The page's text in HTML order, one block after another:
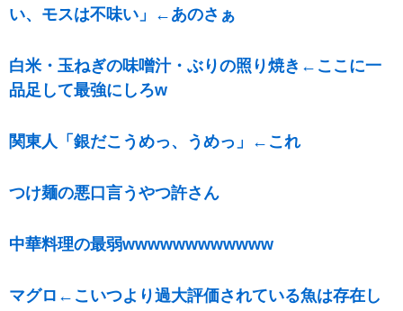
い、モスは不味い」←あのさぁ
白米・玉ねぎの味噌汁・ぶりの照り焼き←ここに一
品足して最強にしろw
関東人「銀だこうめっ、うめっ」←これ
つけ麺の悪口言うやつ許さん
中華料理の最弱wwwwwwwwwwww
マグロ←こいつより過大評価されている魚は存在し